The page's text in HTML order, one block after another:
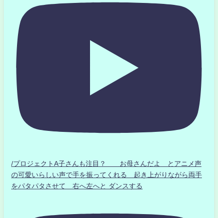
/プロジェクトA子さんも注目？ お母さんだよ とアニメ声
の可愛いらしい声で手を振ってくれる 起き上がりながら両手
をパタパタさせて 右へ左へと ダンスする